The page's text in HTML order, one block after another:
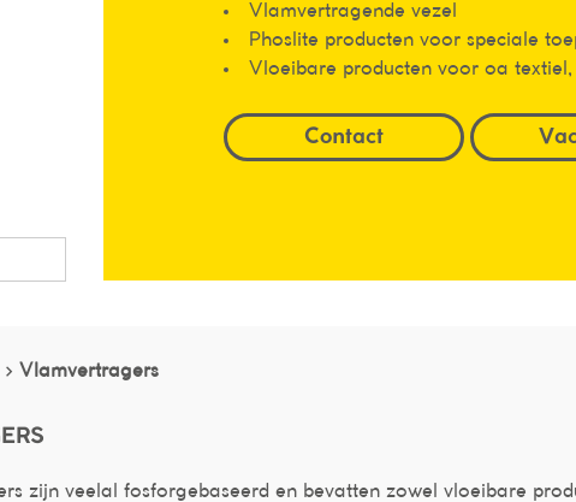
Vlamvertragende vezel
Phoslite producten voor speciale
Vloeibare producten voor oa textiel,
Contact
Vlamvertragers
zijn veelal fosforgebaseerd en bevatten zowel vloeibare